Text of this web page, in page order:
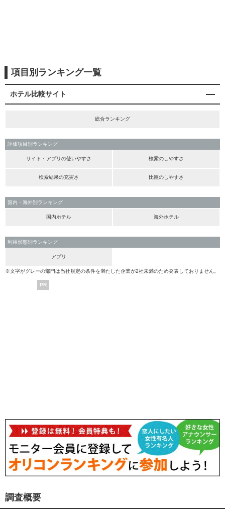
項目別ランキング一覧
ホテル比較サイト
総合ランキング
評価項目別ランキング
サイト・アプリの使いやすさ 検索のしやすさ
検索結果の充実さ 比較のしやすさ
国内・海外別ランキング
国内ホテル 海外ホテル
利用形態別ランキング
アプリ
※文字がグレーの部門は当社規定の条件を満たした企業が2社未満のため発表しておりません。
PR
調査概要